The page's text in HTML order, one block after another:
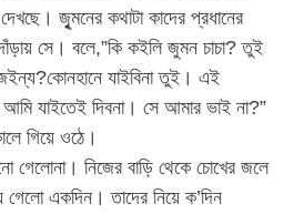
জুৃমনের কথাটা কাদের প্রধানের
দাঁড়ায় সে। বলে,”কি কইলি জুমন চাচা? তুই
যাইবিনা তুই। এই
আমি যাইতেই দিবনা। সে আমার ভাই না?”
গিয়ে ওঠে।
গেলোনা। নিজের বাড়ি থেকে চোখের জলে
গেলো একদিন। তাদের নিয়ে ক’দিন